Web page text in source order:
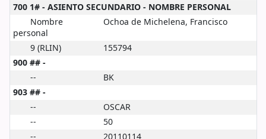
700 1# - ASIENTO SECUNDARIO - NOMBRE PERSONAL
Nombre
personal
Ochoa de Michelena, Francisco
9 (RLIN)
155794
900 ## -
--
BK
903 ## -
--
OSCAR
--
50